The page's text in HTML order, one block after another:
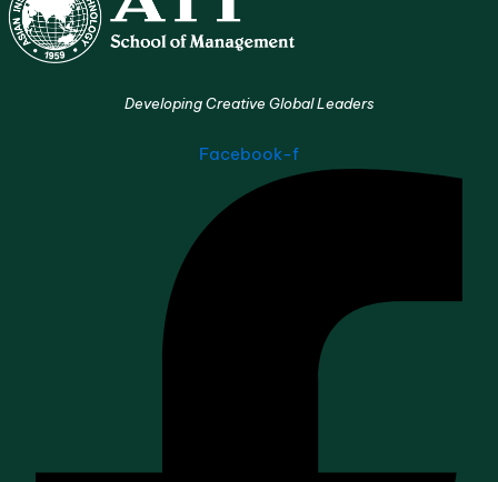
Developing Creative Global Leaders
Facebook-f